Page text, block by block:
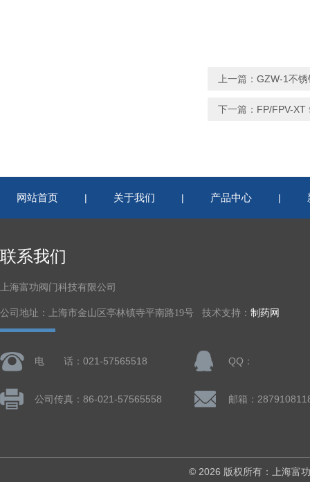
上一篇： GZW-1不
下一篇： FP/FPV-XT
网站首页 | 关于我们 | 产品中心 |
联系我们
上海富功阀门科技有限公司
公司地址：上海市金山区亭林镇寺平南路19号 技术支持： 制药网
电 话：021-57565518 QQ：
公司传真：86-021-57565558 邮箱：
© 2026 版权所有：上海富